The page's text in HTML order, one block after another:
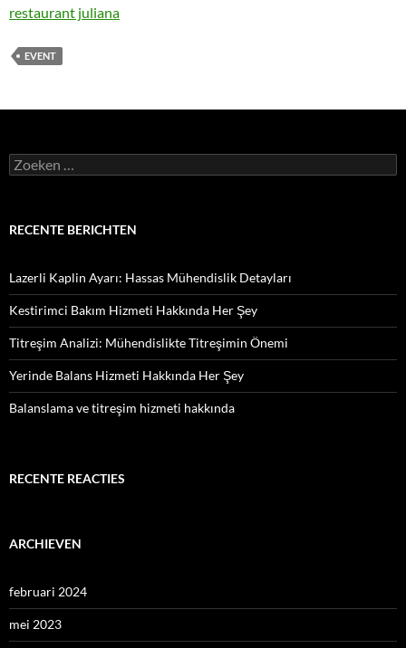
restaurant juliana
EVENT
Zoeken
naar:
RECENTE BERICHTEN
Lazerli Kaplin Ayarı: Hassas Mühendislik Detayları
Kestirimci Bakım Hizmeti Hakkında Her Şey
Titreşim Analizi: Mühendislikte Titreşimin Önemi
Yerinde Balans Hizmeti Hakkında Her Şey
Balanslama ve titreşim hizmeti hakkında
RECENTE REACTIES
ARCHIEVEN
februari 2024
mei 2023